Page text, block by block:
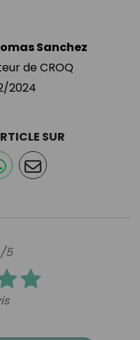
Sanchez
de CROQ
2024
/5
SUR